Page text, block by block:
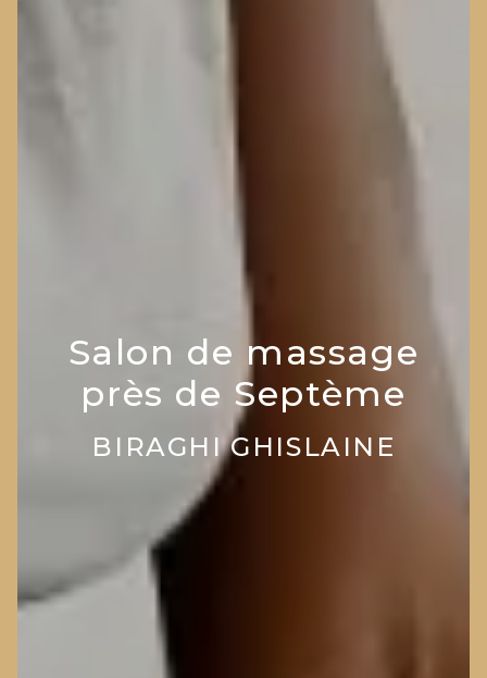
Salon de massage
près de Septème
BIRAGHI GHISLAINE